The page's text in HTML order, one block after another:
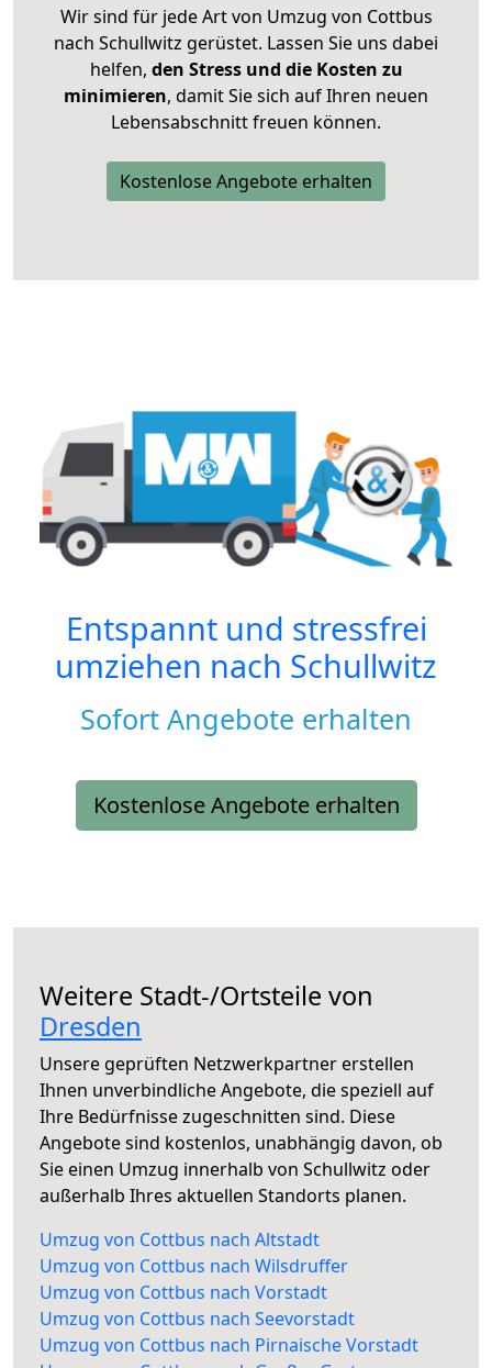
Wir sind für jede Art von Umzug von Cottbus
nach Schullwitz gerüstet. Lassen Sie uns dabei
helfen, den Stress und die Kosten zu
minimieren, damit Sie sich auf Ihren neuen
Lebensabschnitt freuen können.
Kostenlose Angebote erhalten
Entspannt und stressfrei
umziehen nach Schullwitz
Sofort Angebote erhalten
Kostenlose Angebote erhalten
Weitere Stadt-/Ortsteile von
Dresden
Unsere geprüften Netzwerkpartner erstellen
Ihnen unverbindliche Angebote, die speziell auf
Ihre Bedürfnisse zugeschnitten sind. Diese
Angebote sind kostenlos, unabhängig davon, ob
Sie einen Umzug innerhalb von Schullwitz oder
außerhalb Ihres aktuellen Standorts planen.
Umzug von Cottbus nach Altstadt
Umzug von Cottbus nach Wilsdruffer
Umzug von Cottbus nach Vorstadt
Umzug von Cottbus nach Seevorstadt
Umzug von Cottbus nach Pirnaische Vorstadt